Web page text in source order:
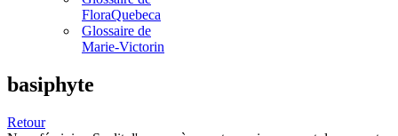
FloraQuebeca
Glossaire de
Marie-Victorin
basiphyte
Retour